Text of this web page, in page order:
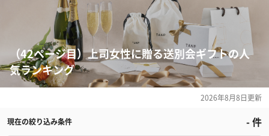
（42ページ目）上司女性に贈る送別会ギフトの人
気ランキング
2026年8月8日更新
現在の絞り込み条件 -件